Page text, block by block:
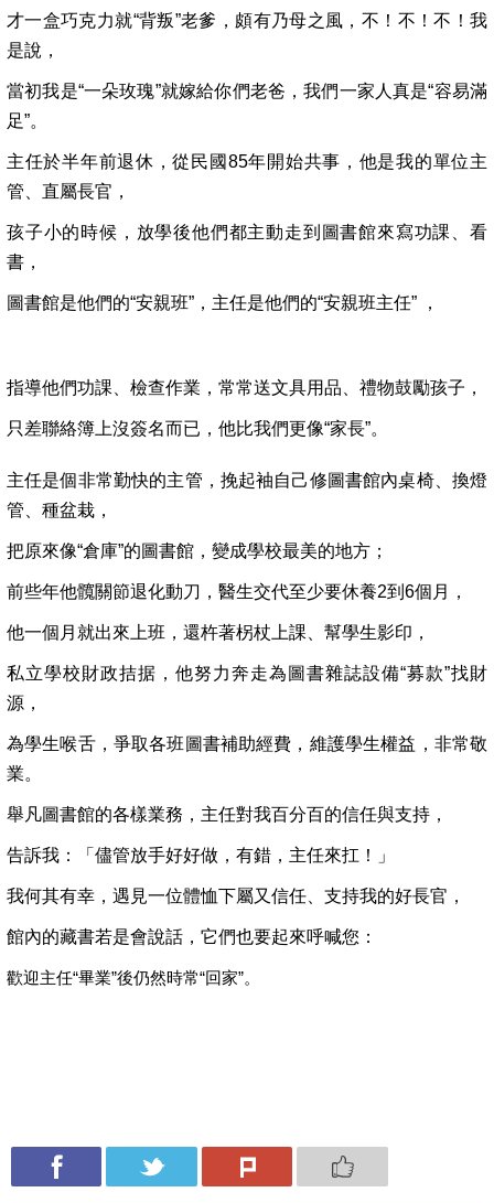
才一盒巧克力就“背叛”老爹，頗有乃母之風，不！不！不！我
是說，
當初我是“一朵玫瑰”就嫁給你們老爸，我們一家人真是“容易滿
足”。
主任於半年前退休，從民國85年開始共事，他是我的單位主
管、直屬長官，
孩子小的時候，放學後他們都主動走到圖書館來寫功課、看
書，
圖書館是他們的“安親班”，主任是他們的“安親班主任” ，
指導他們功課、檢查作業，常常送文具用品、禮物鼓勵孩子，
只差聯絡簿上沒簽名而已，他比我們更像“家長”。
主任是個非常勤快的主管，挽起袖自己修圖書館內桌椅、換燈
管、種盆栽，
把原來像“倉庫”的圖書館，變成學校最美的地方；
前些年他髖關節退化動刀，醫生交代至少要休養2到6個月，
他一個月就出來上班，還杵著柺杖上課、幫學生影印，
私立學校財政拮据，他努力奔走為圖書雜誌設備“募款”找財
源，
為學生喉舌，爭取各班圖書補助經費，維護學生權益，非常敬
業。
舉凡圖書館的各樣業務，主任對我百分百的信任與支持，
告訴我：「儘管放手好好做，有錯，主任來扛！」
我何其有幸，遇見一位體恤下屬又信任、支持我的好長官，
館內的藏書若是會說話，它們也要起來呼喊您：
歡迎主任“畢業”後仍然時常“回家”。